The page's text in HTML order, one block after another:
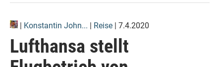
| Konstantin John... | Reise | 7.4.2020
Lufthansa stellt